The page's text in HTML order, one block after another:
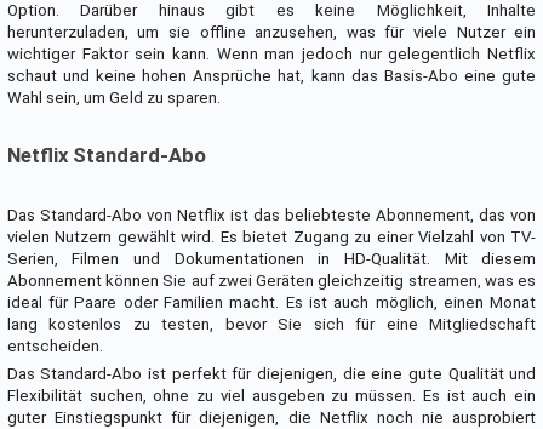
Option. Darüber hinaus gibt es keine Möglichkeit, Inhalte
herunterzuladen, um sie offline anzusehen, was für viele Nutzer ein
wichtiger Faktor sein kann. Wenn man jedoch nur gelegentlich Netflix
schaut und keine hohen Ansprüche hat, kann das Basis-Abo eine gute
Wahl sein, um Geld zu sparen.
Netflix Standard-Abo
Das Standard-Abo von Netflix ist das beliebteste Abonnement, das von
vielen Nutzern gewählt wird. Es bietet Zugang zu einer Vielzahl von TV-
Serien, Filmen und Dokumentationen in HD-Qualität. Mit diesem
Abonnement können Sie auf zwei Geräten gleichzeitig streamen, was es
ideal für Paare oder Familien macht. Es ist auch möglich, einen Monat
lang kostenlos zu testen, bevor Sie sich für eine Mitgliedschaft
entscheiden.
Das Standard-Abo ist perfekt für diejenigen, die eine gute Qualität und
Flexibilität suchen, ohne zu viel ausgeben zu müssen. Es ist auch ein
guter Einstiegspunkt für diejenigen, die Netflix noch nie ausprobiert